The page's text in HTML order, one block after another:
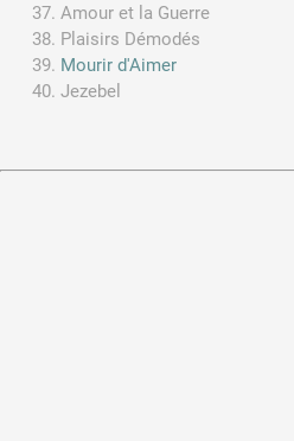
Amour et la Guerre
Plaisirs Démodés
Mourir d'Aimer
Jezebel